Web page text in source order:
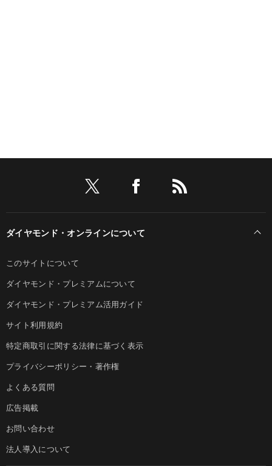
ダイヤモンド・オンラインについて
このサイトについて
ダイヤモンド・プレミアムについて
ダイヤモンド・プレミアム活用ガイド
サイト利用規約
特定商取引に関する法律に基づく表示
プライバシーポリシー・著作権
よくある質問
広告掲載
お問い合わせ
法人導入について